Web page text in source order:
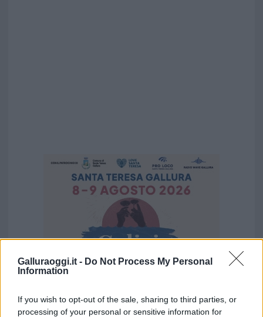
Galluraoggi.it - Do Not Process My Personal
Information
If you wish to opt-out of the sale, sharing to third parties, or
processing of your personal or sensitive information for